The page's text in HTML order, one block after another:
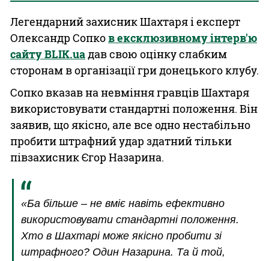
Легендарний захисник Шахтаря і експерт
Олександр Сопков ексклюзивному інтерв'ю
сайту BLIK.uaдав свою оцінку слабким
сторонам в організації гри донецького клубу.
Сопко вказав на невміння гравців Шахтаря
використовувати стандартні положення. Він
заявив, що якісно, але все одно нестабільно
пробити штрафний удар здатний тільки
півзахисник Єгор Назарина.
«Ба більше – не вміє навіть ефективно
використовувати стандартні положення.
Хто в Шахтарі може якісно пробити зі
штрафного? Один Назарина. Та й той,